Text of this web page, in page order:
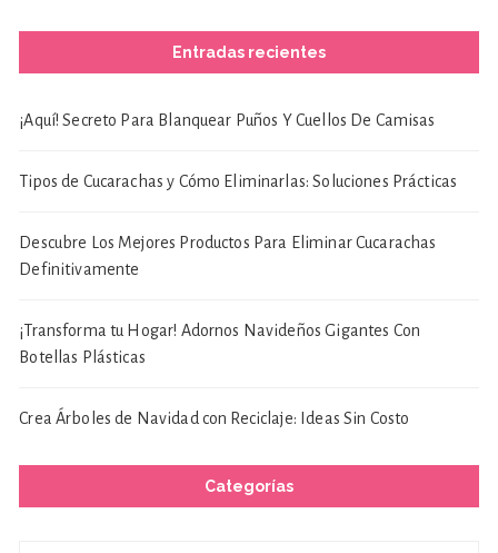
Entradas recientes
¡Aquí! Secreto Para Blanquear Puños Y Cuellos De Camisas
Tipos de Cucarachas y Cómo Eliminarlas: Soluciones Prácticas
Descubre Los Mejores Productos Para Eliminar Cucarachas
Definitivamente
¡Transforma tu Hogar! Adornos Navideños Gigantes Con
Botellas Plásticas
Crea Árboles de Navidad con Reciclaje: Ideas Sin Costo
Categorías